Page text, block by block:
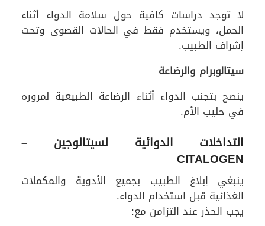
لا توجد دراسات كافية حول سلامة الدواء أثناء
الحمل، ويستخدم فقط في الحالات القصوى وتحت
إشراف الطبيب.
سيتالوبرام والرضاعة
ينصح بتجنب الدواء أثناء الرضاعة الطبيعية لمروره
في حليب الأم.
التداخلات الدوائية لسيتالوجين –
CITALOGEN
ينبغي إبلاغ الطبيب بجميع الأدوية والمكملات
الغذائية قبل استخدام الدواء.
يجب الحذر عند التزامن مع: